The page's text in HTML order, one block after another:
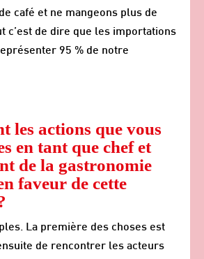
café et ne mangeons plus de
c’est de dire que les importations
95 % de notre
les actions que vous
en tant que chef et
de la gastronomie
faveur de cette
La première des choses est
de rencontrer les acteurs